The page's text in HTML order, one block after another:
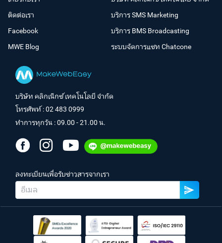
ติดต่อเรา
Facebook
MWE Blog
บริการ SMS Marketing
บริการ BMS Broadcasting
ระบบจัดการแชท Chatcone
บริษัท คลิกเน็กซ์ เทคโนโลยี จำกัด
โทรศัพท์ :02 483 0999
ทำการทุกวัน : 09.00 - 21.00 น.
ลงทะเบียนเพื่อรับข่าวสารจากเรา